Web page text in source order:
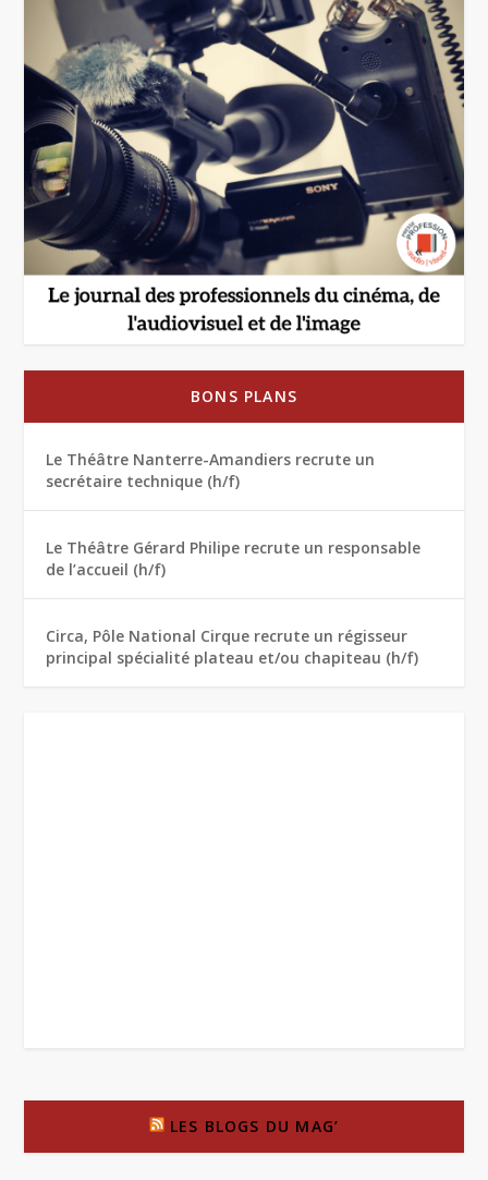
BONS PLANS
Le Théâtre Nanterre-Amandiers recrute un
secrétaire technique (h/f)
Le Théâtre Gérard Philipe recrute un responsable
de l’accueil (h/f)
Circa, Pôle National Cirque recrute un régisseur
principal spécialité plateau et/ou chapiteau (h/f)
LES BLOGS DU MAG’